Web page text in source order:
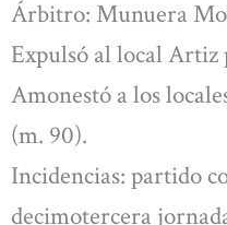
Árbitro: Munuera
Expulsó al local Artiz
Amonestó a los
(m. 90).
Incidencias: partido
decimotercera